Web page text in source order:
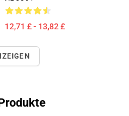
12,71 £ - 13,82 £